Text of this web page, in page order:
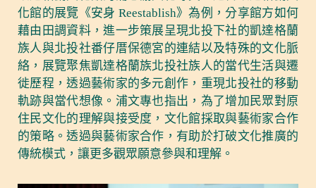
化館的展覽《安身 Reestablish》為例，分享館方如何
藉由田調資料，進一步策展呈現北投下社的凱達格蘭
族人與北投社番仔厝保德宮的連結以及特殊的文化脈
絡，展覽聚焦凱達格蘭族北投社族人的當代生活與遷
徙歷程，透過藝術家的多元創作，重現北投社的移動
軌跡與當代想像。浦文專也指出，為了增加民眾對原
住民文化的理解與接受度，文化館採取與藝術家合作
的策略。透過與藝術家合作，有助於打破文化推廣的
傳統模式，讓更多觀眾願意參與和理解。